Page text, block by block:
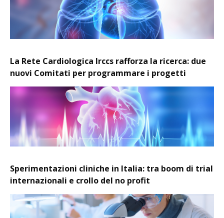
La Rete Cardiologica Irccs rafforza la ricerca: due
nuovi Comitati per programmare i progetti
Sperimentazioni cliniche in Italia: tra boom di trial
internazionali e crollo del no profit